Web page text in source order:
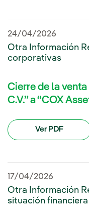
24/04/2026
Otra Información
corporativas
Cierre de la
C.V.” a “COX
Ver PDF
17/04/2026
Otra Información
situación financiera